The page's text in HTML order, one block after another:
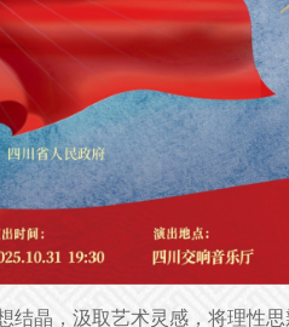
晶，汲取艺术灵感，将理性